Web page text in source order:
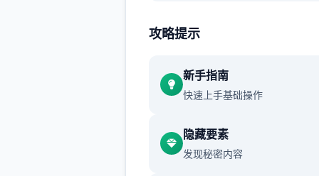
线，支持安卓与PC双平台，带
38首全新BGM与1650张高清渲
线剧情，新增5位可攻略角色及
「记忆碎片」解谜系统。该版
攻略提示
新手指南
快速上手基础操作
隐藏要素
发现秘密内容